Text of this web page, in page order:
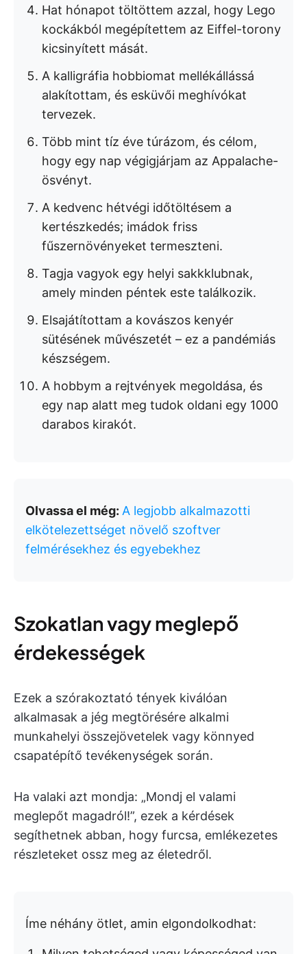
Hat hónapot töltöttem azzal, hogy Lego
kockákból megépítettem az Eiffel-torony
kicsinyített mását.
A kalligráfia hobbiomat mellékállássá
alakítottam, és esküvői meghívókat
tervezek.
Több mint tíz éve túrázom, és célom,
hogy egy nap végigjárjam az Appalache-
ösvényt.
A kedvenc hétvégi időtöltésem a
kertészkedés; imádok friss
fűszernövényeket termeszteni.
Tagja vagyok egy helyi sakkklubnak,
amely minden péntek este találkozik.
Elsajátítottam a kovászos kenyér
sütésének művészetét – ez a pandémiás
készségem.
A hobbym a rejtvények megoldása, és
egy nap alatt meg tudok oldani egy 1000
darabos kirakót.
Olvassa el még: A legjobb alkalmazotti
elkötelezettséget növelő szoftver
felmérésekhez és egyebekhez
Szokatlan vagy meglepő
érdekességek
Ezek a szórakoztató tények kiválóan
alkalmasak a jég megtörésére alkalmi
munkahelyi összejövetelek vagy könnyed
csapatépítő tevékenységek során.
Ha valaki azt mondja: „Mondj el valami
meglepőt magadról!”, ezek a kérdések
segíthetnek abban, hogy furcsa, emlékezetes
részleteket ossz meg az életedről.
Íme néhány ötlet, amin elgondolkodhat: